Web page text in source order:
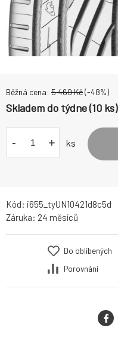
Běžná cena: 5 469Kč(-48%)
Skladem do týdne (10 ks)
- + ks
Kód: i655_tyUN10421d8c5d
Záruka: 24 měsíců
Do oblíbených
Porovnání